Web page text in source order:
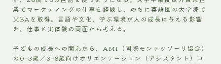
業でマーケティングの仕事を経験し、のちに英語圏の大学院で
MBAを取得。言語や文化、学ぶ環境が人の成長に与える影響
を、仕事と実体験の両面から考える。
子どもの成長への関心から、AMI（国際モンテッソーリ協会）
の0–3歳／3–6歳向けオリエンテーション（アシスタント）コ